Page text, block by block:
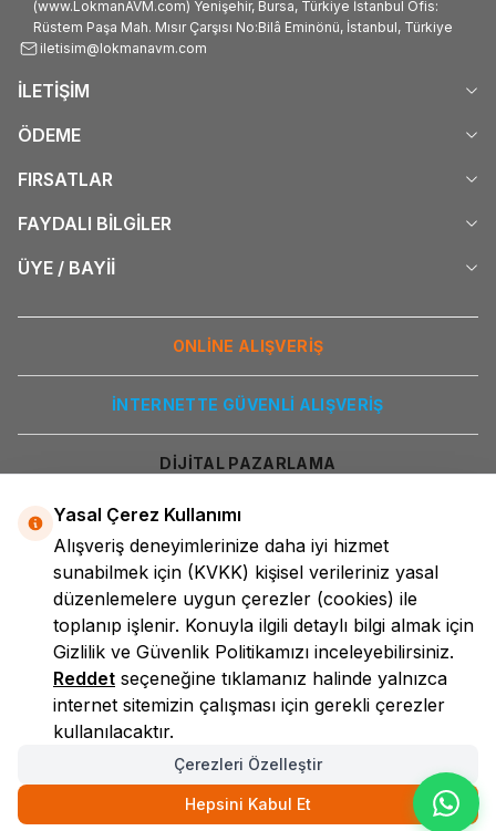
(www.LokmanAVM.com) Yenişehir, Bursa, Türkiye İstanbul Ofis:
Rüstem Paşa Mah. Mısır Çarşısı No:Bilâ Eminönü, İstanbul, Türkiye
iletisim@lokmanavm.com
İLETİŞİM
ÖDEME
FIRSATLAR
FAYDALI BİLGİLER
ÜYE / BAYİİ
ONLİNE ALIŞVERİŞ
İNTERNETTE GÜVENLİ ALIŞVERİŞ
DİJİTAL PAZARLAMA
LokmanAVM
Yasal Çerez Kullanımı
Alışveriş deneyimlerinize daha iyi hizmet
sunabilmek için (KVKK) kişisel verileriniz yasal
düzenlemelere uygun çerezler (cookies) ile
toplanıp işlenir. Konuyla ilgili detaylı bilgi almak için
Gizlilik ve Güvenlik Politikamızı inceleyebilirsiniz.
Reddet seçeneğine tıklamanız halinde yalnızca
internet sitemizin çalışması için gerekli çerezler
kullanılacaktır.
Çerezleri Özelleştir
Hepsini Kabul Et